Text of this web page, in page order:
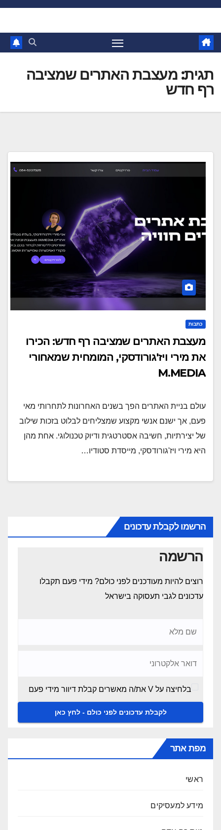
Skip
content
תגית: מעצבת האתרים שמציבה
רף חדש
כתבות
מעצבת האתרים שמציבה רף חדש: הכירו
את מירי ויז'גורודסקי, המומחית שמאחורי
M.MEDIA
עולם בניית האתרים הפך בשנים האחרונות לתחרותי מאי
פעם, אך ישנם אנשי מקצוע שמצליחים לבלוט בזכות שילוב
של יצירתיות, חשיבה אסטרטגית ודיוק טכנולוגי. אחת מהן
היא מירי ויז'גורודסקי, מייסדת סטודיו…
הרשמו לקבלת עדכונים
הרשמה
רוצים להיות מעודכנים לפני כולם? מידי פעם תקבלו
עדכונים לגבי תעסוקה בישראל
בלחיצה על V את/ה מאשרים קבלת דיוור מידי פעם
מפת אתר
ראשי
מידע למעסיקים